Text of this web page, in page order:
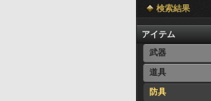
検索結果
アイテム
武器
道具
防具